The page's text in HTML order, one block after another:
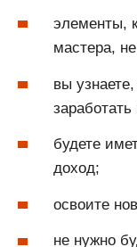
элементы,
мастера,
вы
будете
доход;
освоите
не нужно